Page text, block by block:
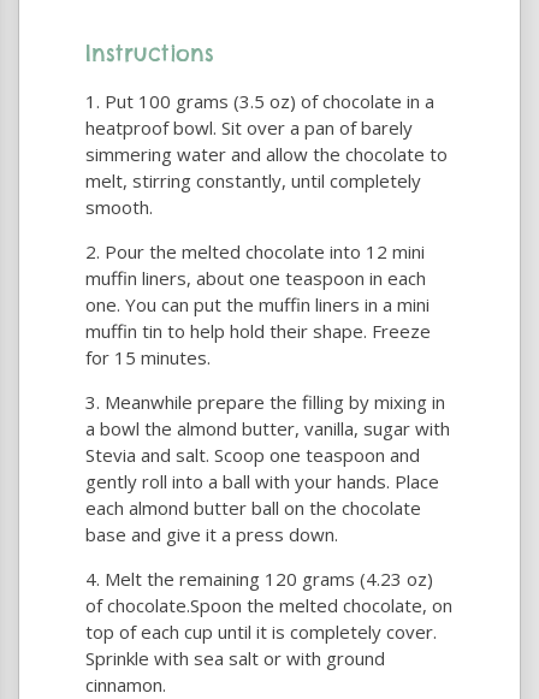
Instructions
Put 100 grams (3.5 oz) of chocolate in a
heatproof bowl. Sit over a pan of barely
simmering water and allow the chocolate to
melt, stirring constantly, until completely
smooth.
Pour the melted chocolate into 12 mini
muffin liners, about one teaspoon in each
one. You can put the muffin liners in a mini
muffin tin to help hold their shape. Freeze
for 15 minutes.
Meanwhile prepare the filling by mixing in
a bowl the almond butter, vanilla, sugar with
Stevia and salt. Scoop one teaspoon and
gently roll into a ball with your hands. Place
each almond butter ball on the chocolate
base and give it a press down.
Melt the remaining 120 grams (4.23 oz)
of chocolate.Spoon the melted chocolate, on
top of each cup until it is completely cover.
Sprinkle with sea salt or with ground
cinnamon.